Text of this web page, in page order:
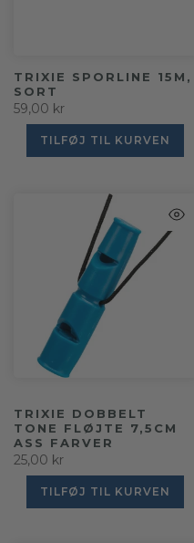
TRIXIE SPORLINE 15M,
SORT
59,00 kr
TILFØJ TIL KURVEN
TRIXIE DOBBELT
TONE FLØJTE 7,5CM
ASS FARVER
25,00 kr
TILFØJ TIL KURVEN